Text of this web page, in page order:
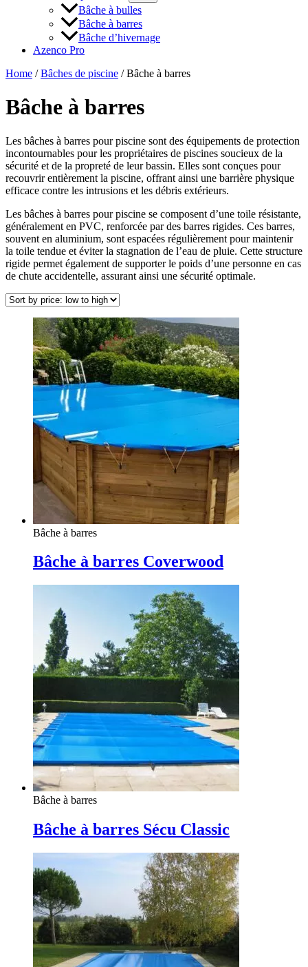
Bâche à bulles
Bâche à barres
Bâche d’hivernage
Azenco Pro
Home /Bâches de piscine / Bâche à barres
Bâche à barres
Les bâches à barres pour piscine sont des équipements de protection
incontournables pour les propriétaires de piscines soucieux de la
sécurité et de la propreté de leur bassin. Elles sont conçues pour
recouvrir entièrement la piscine, offrant ainsi une barrière physique
efficace contre les intrusions et les débris extérieurs.
Les bâches à barres pour piscine se composent d’une toile résistante,
généralement en PVC, renforcée par des barres rigides. Ces barres,
souvent en aluminium, sont espacées régulièrement pour maintenir
la toile tendue et éviter la stagnation de l’eau de pluie. Cette structure
rigide permet également de supporter le poids d’une personne en cas
de chute accidentelle, assurant ainsi une sécurité optimale.
Bâche à barres
Bâche à barres Coverwood
Bâche à barres
Bâche à barres Sécu Classic